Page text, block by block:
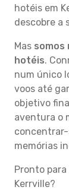
hotéis em
descobre a
Mas somos
hotéis.
num único
voos até
objetivo
aventura o
memórias
Pronto
Kerrville?